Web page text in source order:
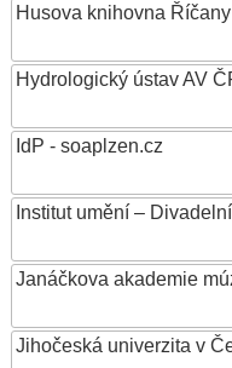
Husova knihovna Říčany
Hydrologický ústav AV
IdP - soaplzen.cz
Institut umění –
Janáčkova akademie
Jihočeská univerzita v